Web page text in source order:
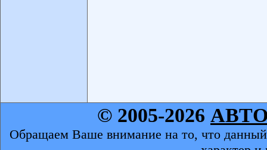
© 2005-2026
Обращаем Ваше внимание на то, что